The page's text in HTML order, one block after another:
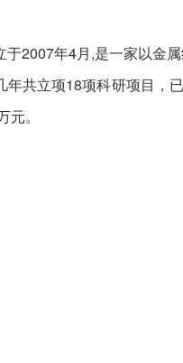
年4月,是一家以金属
共立项18项科研项目，已
。